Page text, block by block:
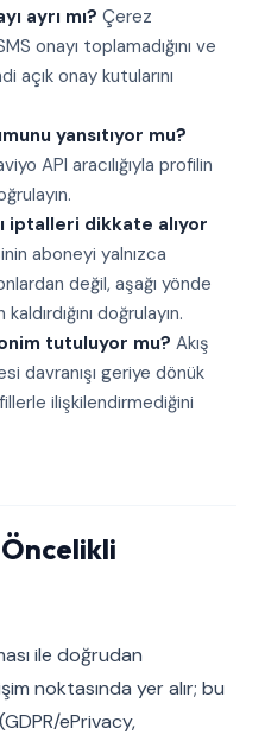
ayrı mı? Çerez
onayı toplamadığını ve
açık onay kutularını
yansıtıyor mu?
API aracılığıyla profilin
iptalleri dikkate alıyor
aboneyi yalnızca
değil, aşağı yönde
doğrulayın.
tutuluyor mu? Akış
davranışı geriye dönük
ilişkilendirmediğini
ile doğrudan
noktasında yer alır; bu
ePrivacy,